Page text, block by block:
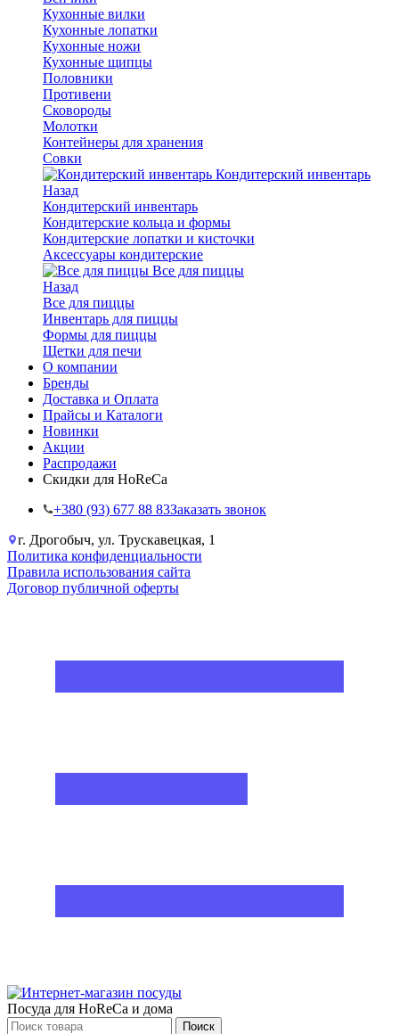
Кухонные вилки
Кухонные лопатки
Кухонные ножи
Кухонные щипцы
Половники
Противени
Сковороды
Молотки
Контейнеры для хранения
Совки
Кондитерский инвентарь
Назад
Кондитерский инвентарь
Кондитерские кольца и формы
Кондитерские лопатки и кисточки
Аксессуары кондитерские
Все для пиццы
Назад
Все для пиццы
Инвентарь для пиццы
Формы для пиццы
Щетки для печи
О компании
Бренды
Доставка и Оплата
Прайсы и Каталоги
Новинки
Акции
Распродажи
Скидки для HoReCa
+38‎0 (93) 677 88 83Заказать звонок
г. Дрогобыч, ул. Трускавецкая, 1
Политика конфиденциальности
Правила использования сайта
Договор публичной оферты
Посуда для HoReCa и дома
Поиск